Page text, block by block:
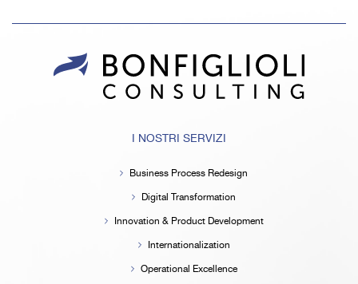
I NOSTRI SERVIZI
Business Process Redesign
Digital Transformation
Innovation & Product Development
Internationalization
Operational Excellence